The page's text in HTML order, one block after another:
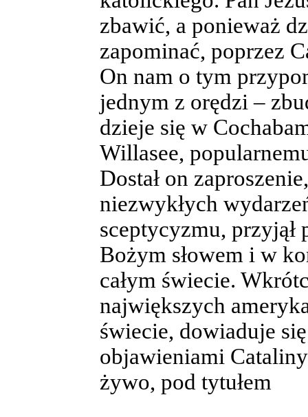
zbawić, a ponieważ
zapominać, poprzez
On nam o tym
jednym z orędzi –
dzieje się w
Willasee,
Dostał on
niezwykłych
sceptycyzmu, przyjął
Bożym słowem i w
całym świecie.
największych
świecie, dowiaduje
objawieniami
żywo, pod tytułem